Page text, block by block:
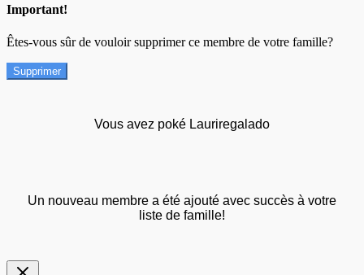
Important!
Êtes-vous sûr de vouloir supprimer ce membre de votre famille?
Supprimer
Vous avez poké Lauriregalado
Un nouveau membre a été ajouté avec succès à votre
liste de famille!